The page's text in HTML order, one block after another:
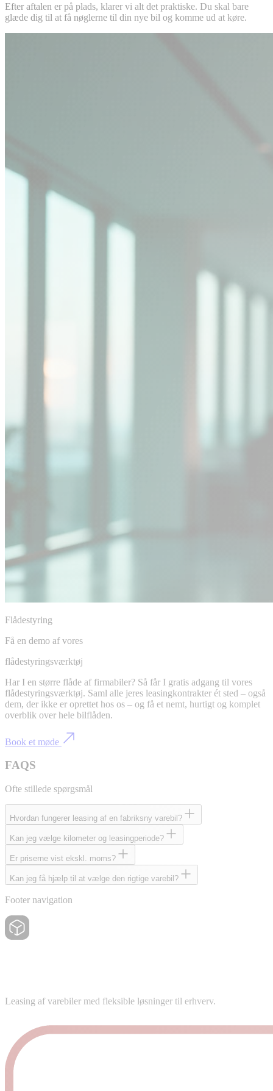
Efter aftalen er på plads, klarer vi alt det praktiske. Du skal bare
glæde dig til at få nøglerne til din nye bil og komme ud at køre.
Flådestyring
Få en demo af vores
flådestyringsværktøj
Har I en større flåde af firmabiler? Så får I gratis adgang til vores
flådestyringsværktøj. Saml alle jeres leasingkontrakter ét sted – også
dem, der ikke er oprettet hos os – og få et nemt, hurtigt og komplet
overblik over hele bilflåden.
Book et møde
FAQS
Ofte stillede spørgsmål
Hvordan fungerer leasing af en fabriksny varebil?
Kan jeg vælge kilometer og leasingperiode?
Er priserne vist ekskl. moms?
Kan jeg få hjælp til at vælge den rigtige varebil?
Footer navigation
Leasing af varebiler med fleksible løsninger til erhverv.